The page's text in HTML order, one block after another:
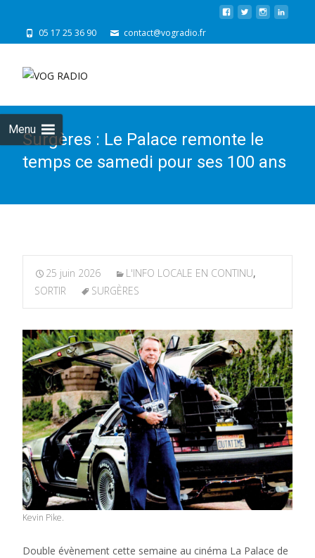
05 17 25 36 90 contact@vogradio.fr
Menu
Surgères : Le Palace remonte le
temps ce samedi pour ses 100 ans
25 juin 2026 L'INFO LOCALE EN CONTINU,
SORTIR
SURGÈRES
Kevin Pike.
Double évènement cette semaine au cinéma La Palace de